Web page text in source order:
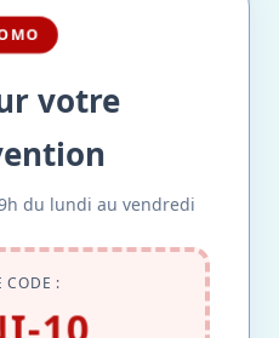
votre
du lundi au vendredi
CODE :